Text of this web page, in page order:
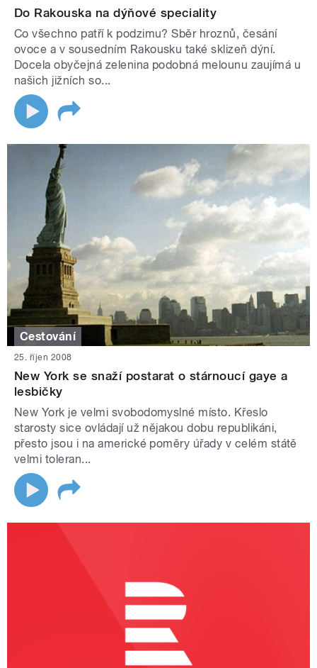
Do Rakouska na dýňové speciality
Co všechno patří k podzimu? Sběr hroznů, česání
ovoce a v sousedním Rakousku také sklizeň dýní.
Docela obyčejná zelenina podobná melounu zaujímá u
našich jižních so...
Cestování
25. říjen 2008
New York se snaží postarat o stárnoucí gaye a
lesbičky
New York je velmi svobodomyslné místo. Křeslo
starosty sice ovládají už nějakou dobu republikáni,
přesto jsou i na americké poměry úřady v celém státě
velmi toleran...